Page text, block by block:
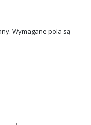
Wymagane pola są